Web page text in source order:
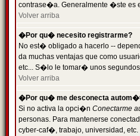
contrase�a. Generalmente �ste es
Volver arriba
�Por qu� necesito registrarme?
No est� obligado a hacerlo --
da muchas ventajas que como
etc... S�lo le tomar� unos
Volver arriba
�Por qu� me desconecta
Si no activa la opci�n Conectarme
personas. Para mantenerse
cyber-caf�, trabajo, universidad, etc.